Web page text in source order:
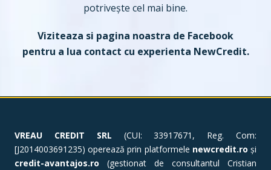
potrivește cel mai bine.
Viziteaza si pagina noastra de Facebook
pentru a lua contact cu experienta NewCredit.
VREAU CREDIT SRL (CUI: 33917671, Reg. Com:
[J2014003691235) operează prin platformele newcredit.ro și
credit-avantajos.ro (gestionat de consultantul Cristian